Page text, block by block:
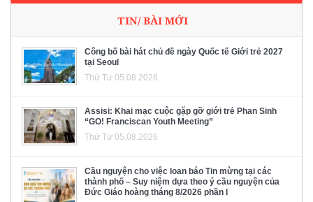
TIN/ BÀI MỚI
Công bố bài hát chủ đề ngày Quốc tế Giới trẻ 2027
tại Seoul
Thứ Tư 05.08.2026
Assisi: Khai mạc cuộc gặp gỡ giới trẻ Phan Sinh
“GO! Franciscan Youth Meeting”
Thứ Tư 05.08.2026
Cầu nguyện cho việc loan báo Tin mừng tại các
thành phố – Suy niệm dựa theo ý cầu nguyện của
Đức Giáo hoàng tháng 8/2026 phần I